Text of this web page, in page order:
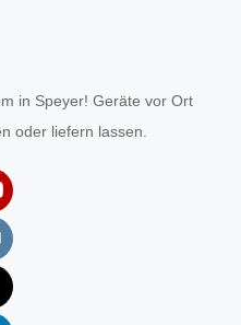
in Speyer! Geräte vor Ort
oder liefern lassen.